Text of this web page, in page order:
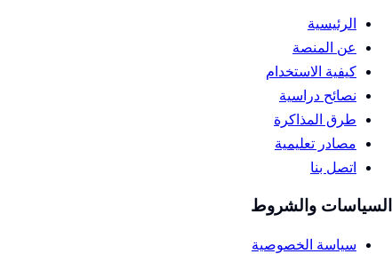
الرئيسية
عن المنصة
كيفية الاستخدام
نصائح دراسية
طرق المذاكرة
مصادر تعليمية
اتصل بنا
السياسات والشروط
سياسة الخصوصية